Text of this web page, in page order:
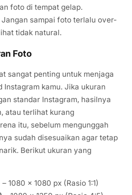
foto di tempat gelap.
sampai foto terlalu over-
tidak natural.
Foto
sangat penting untuk menjaga
Instagram kamu. Jika ukuran
standar Instagram, hasilnya
atau terlihat kurang
itu, sebelum mengunggah
sudah disesuaikan agar tetap
Berikut ukuran yang
– 1080 x 1080 px (Rasio 1:1)